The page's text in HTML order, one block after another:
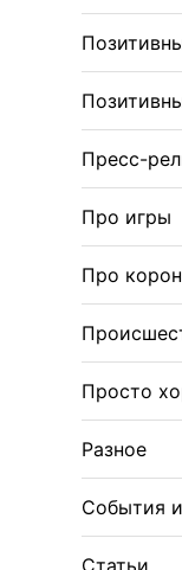
Пресс-
Про игры
Про
Просто
Разное
События